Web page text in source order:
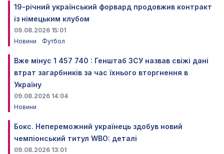
19-річний український форвард продовжив контракт
із німецьким клубом
09.08.2026 15:01
Новини
Футбол
Вже мінус 1 457 740 : Генштаб ЗСУ назвав свіжі дані
втрат загарбників за час їхнього вторгнення в
Україну
09.08.2026 14:04
Новини
Бокс. Непереможний українець здобув новий
чемпіонський титул WBO: деталі
09.08.2026 13:01